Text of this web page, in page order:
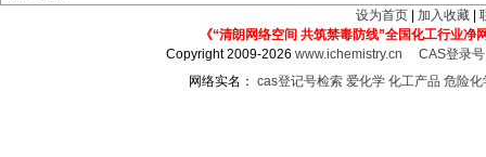
设为首页 加入收藏
《“清朗网络空间 共筑禁毒防线”全国化工行业净
Copyright 2009-2026www.ichemistry.cn
CAS登录
网络实名： cas登记号检索 爱化学 化工产品 危险化